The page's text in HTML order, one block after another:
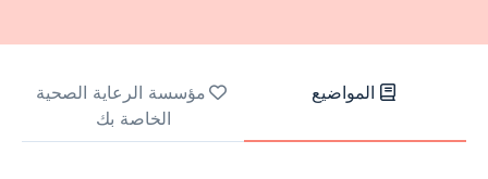
المواضيع
مؤسسة الرعاية الصحية
الخاصة بك